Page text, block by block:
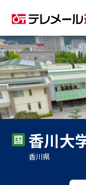
大学・短大の資
大学パンフ香川大
香川県